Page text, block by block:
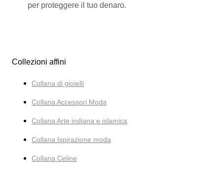
per proteggere il tuo denaro.
Collezioni affini
Collana di gioielli
Collana Accessori Moda
Collana Arte indiana e islamica
Collana Ispirazione moda
Collana Celine